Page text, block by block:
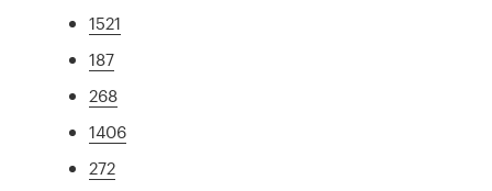
1521
187
268
1406
272